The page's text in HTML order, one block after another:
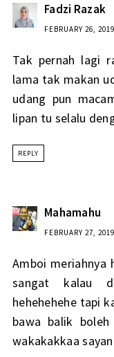
Fadzi Razak
FEBRUARY 26,
Tak pernah lagi
lama tak makan
udang pun
lipan tu selalu
REPLY
Mahamahu
FEBRUARY 27,
Amboi meriahnya
sangat kalau
hehehehehe tapi
bawa balik
wakakakkaa